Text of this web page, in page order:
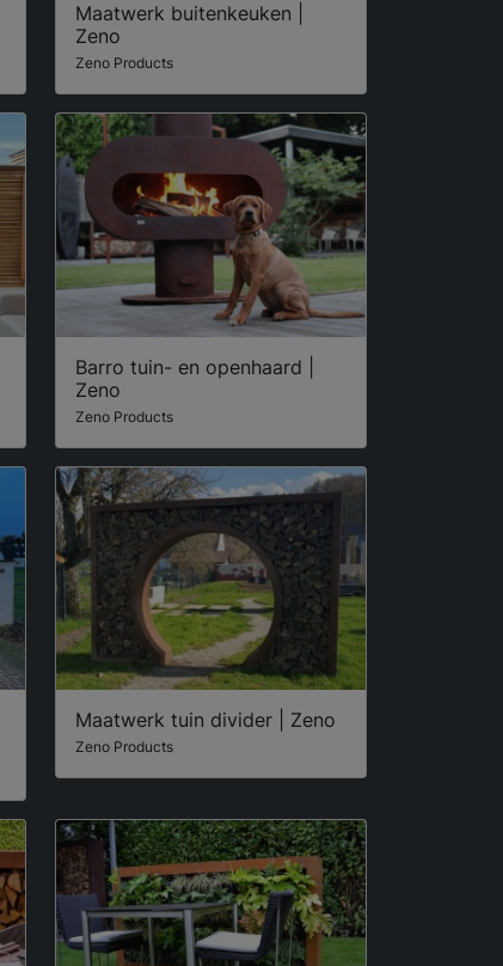
Maatwerk buitenkeuken |
Zeno
Zeno Products
Barro tuin- en openhaard |
Zeno
Zeno Products
Maatwerk tuin divider | Zeno
Zeno Products